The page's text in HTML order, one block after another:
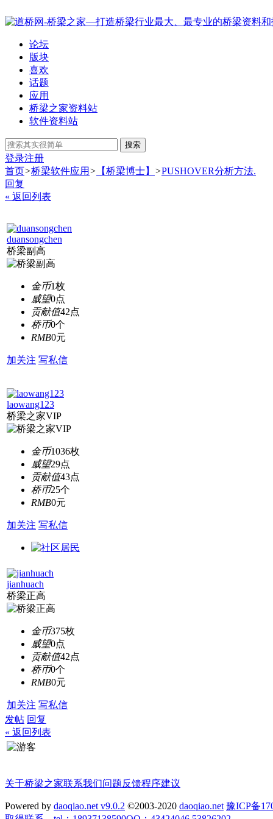
论坛
版块
喜欢
话题
应用
桥梁之家资料站
软件资料站
搜索
登录注册
首页>桥梁软件应用 > 【桥梁博士】 >PUSHOVER分析方法.
回复
« 返回列表
duansongchen
桥梁副高
金币1枚
威望0点
贡献值42点
桥币0个
RMB0元
加关注 写私信
laowang123
桥梁之家VIP
金币1036枚
威望29点
贡献值43点
桥币25个
RMB0元
加关注 写私信
jianhuach
桥梁正高
金币375枚
威望0点
贡献值42点
桥币0个
RMB0元
加关注 写私信
发帖 回复
« 返回列表
关于桥梁之家联系我们问题反馈程序建议
Powered by daoqiao.net v9.0.2 ©2003-2020 daoqiao.net 豫ICP备